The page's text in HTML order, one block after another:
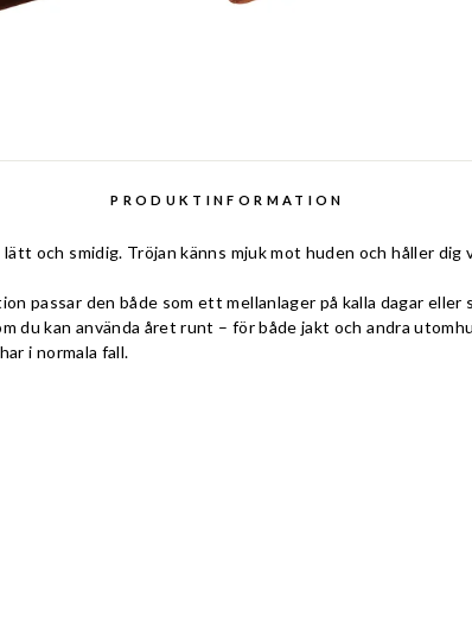
PRODUKTINFORMATION
och smidig. Tröjan känns mjuk mot huden och håller dig
passar den både som ett mellanlager på kalla dagar
du kan använda året runt – för både jakt och andra
i normala fall.